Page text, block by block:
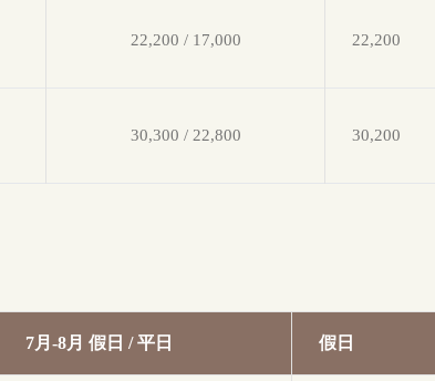
22,200 / 17,000 22,200
30,300 / 22,800 30,200
7月-8月 假日 / 平日 假日